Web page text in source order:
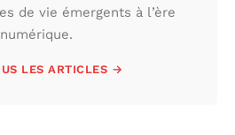
de vie émergents à l’ère
numérique.
LES ARTICLES →